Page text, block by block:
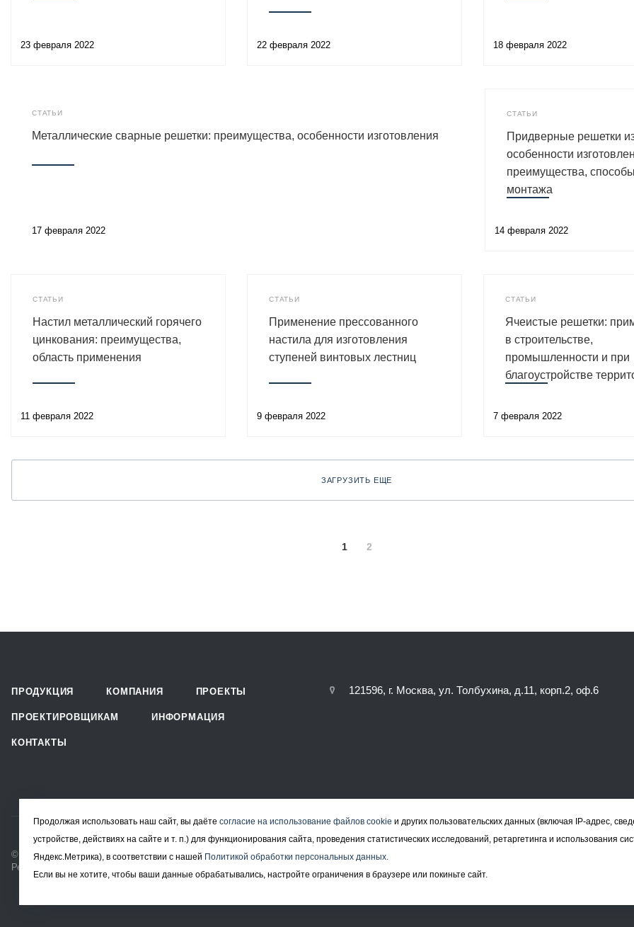
23 февраля 2022 22 февраля 2022 18 февраля 2022
СТАТЬИ
Металлические сварные решетки: преимущества, особенности изготовления
17 февраля 2022
СТАТЬИ
Придверные решетки
особенности
преимущества,
монтажа
14 февраля 2022
СТАТЬИ
Настил металлический горячего
цинкования: преимущества,
область применения
11 февраля 2022
СТАТЬИ
Применение прессованного
настила для изготовления
ступеней винтовых лестниц
9 февраля 2022
СТАТЬИ
Ячеистые решетки:
в строительстве,
промышленности и при
благоустройстве
7 февраля 2022
ЗАГРУЗИТЬ ЕЩЕ
1 2
ПРОДУКЦИЯ КОМПАНИЯ ПРОЕКТЫ
ПРОЕКТИРОВЩИКАМ ИНФОРМАЦИЯ
КОНТАКТЫ
121596, г. Москва, ул. Толбухина, д.11, корп.2, оф.6
© 2008-2026 Все права защищены.
Решетчатый настил в Москве
Продолжая использовать наш сайт, вы даёте согласие на использование файлов cookie и других пользовательских данных (включая IP-адрес,
устройстве, действиях на сайте и т. п.) для функционирования сайта, проведения статистических исследований, ретаргетинга и использования
Яндекс.Метрика), в соответствии с нашей Политикой обработки персональных данных.
Если вы не хотите, чтобы ваши данные обрабатывались, настройте ограничения в браузере или покиньте сайт.